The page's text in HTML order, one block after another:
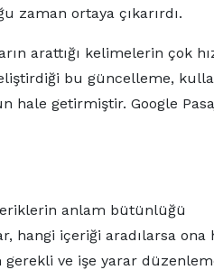
zaman ortaya çıkarırdı.
arattığı kelimelerin çok
bu güncelleme,
hale getirmiştir. Google
anlam bütünlüğü
hangi içeriği aradılarsa ona
ve işe yarar